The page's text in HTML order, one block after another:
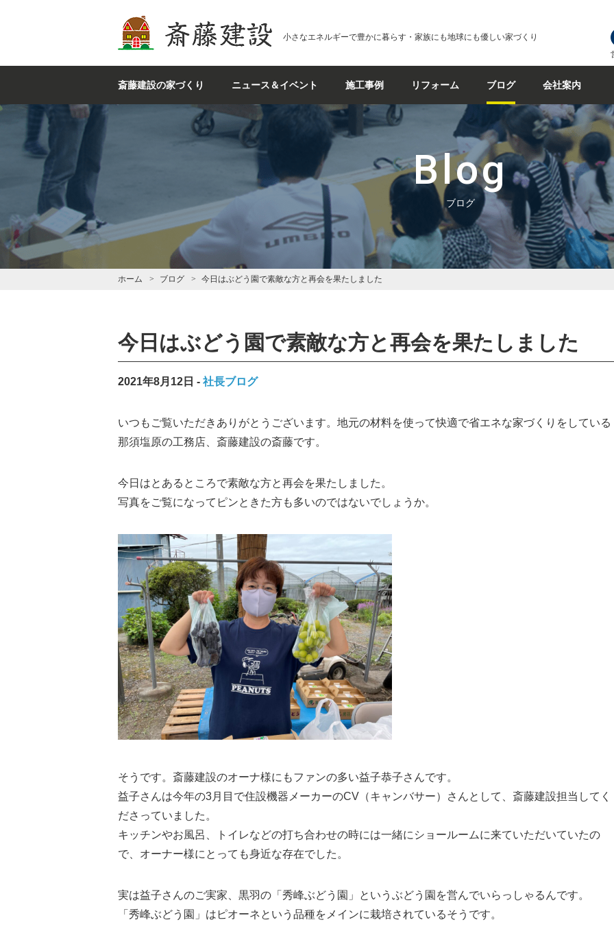
斎藤建設 小さなエネルギーで豊かに暮らす・家族にも地球にも優しい家づくり
斎藤建設の家づくり ニュース＆イベント 施工事例 リフォーム ブログ 会社案内
Blog
ブログ
ホーム ブログ 今日はぶどう園で素敵な方と再会を果たしました
今日はぶどう園で素敵な方と再会を果たしました
2021年8月12日 社長ブログ
いつもご覧いただきありがとうございます。地元の材料を使って快適で省エネな家づくりをしている
那須塩原の工務店、斎藤建設の斎藤です。
今日はとあるところで素敵な方と再会を果たしました。
写真をご覧になってピンときた方も多いのではないでしょうか。
そうです。斎藤建設のオーナ様にもファンの多い益子恭子さんです。
益子さんは今年の3月目で住設機器メーカーのCV（キャンバサー）さんとして、斎藤建設担当してく
ださっていました。
キッチンやお風呂、トイレなどの打ち合わせの時には一緒にショールームに来ていただいていたの
で、オーナー様にとっても身近な存在でした。
実は益子さんのご実家、黒羽の「秀峰ぶどう園」というぶどう園を営んでいらっしゃるんです。
「秀峰ぶどう園」はピオーネという品種をメインに栽培されているそうです。